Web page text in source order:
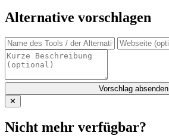
Alternative vorschlagen
Vorschlag absenden
✕
Nicht mehr verfügbar?